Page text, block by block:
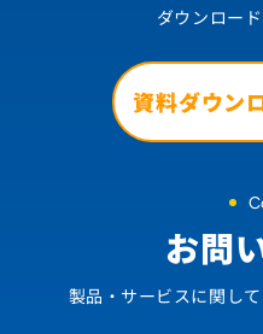
ダウンロー
資料ダウン
お問
製品・サービスに関し